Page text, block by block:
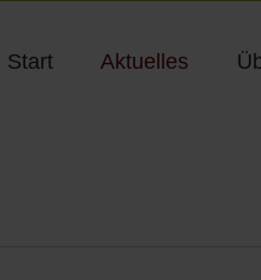
Start Aktuelles